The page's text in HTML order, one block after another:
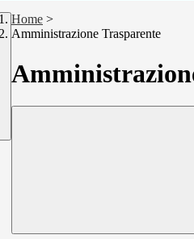
Home >
Amministrazione Trasparente